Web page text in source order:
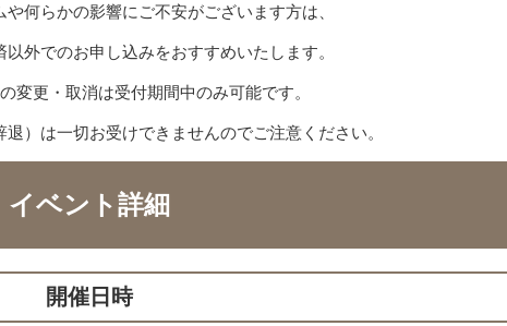
何らかの影響にご不安がございます方は、
外でのお申し込みをおすすめいたします。
変更・取消は受付期間中のみ可能です。
）は一切お受けできませんのでご注意ください。
イベント詳細
開催日時